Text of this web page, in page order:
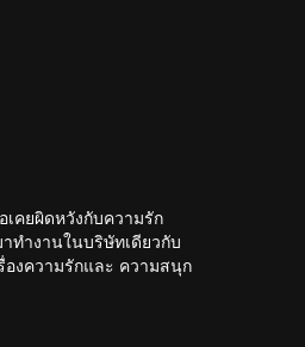
เคยผิดหวังกับความรัก
ทำงานในบริษัทเดียวกับ
องความรักและ ความสนุก